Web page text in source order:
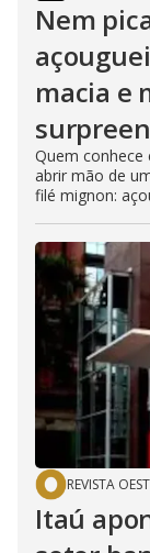
Nem
macia e
Quem conhece
abrir mão de
filé mignon:
REVISTA
Itaú